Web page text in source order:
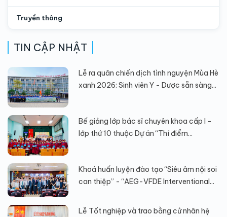
Truyền thông
TIN CẬP NHẬT
Lễ ra quân chiến dịch tình nguyện Mùa Hè
xanh 2026: Sinh viên Y - Dược sẵn sàng...
Bế giảng lớp bác sĩ chuyên khoa cấp I -
lớp thứ 10 thuộc Dự án “Thí điểm...
Khoá huấn luyện đào tạo “Siêu âm nội soi
can thiệp” - “AEG-VFDE Interventional...
Lễ Tốt nghiệp và trao bằng cử nhân hệ